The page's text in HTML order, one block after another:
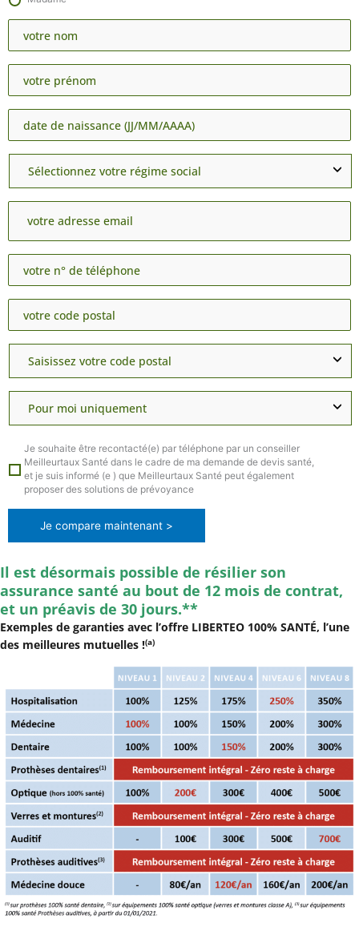
Il est désormais possible de résilier son
assurance santé au bout de 12 mois de contrat,
et un préavis de 30 jours.**
Exemples de garanties avec l’offre LIBERTEO 100% SANTÉ, l’une
des meilleures mutuelles !(a)
Je souhaite être recontacté(e) par téléphone par un conseiller
Meilleurtaux Santé dans le cadre de ma demande de devis santé,
et je suis informé (e ) que Meilleurtaux Santé peut également
proposer des solutions de prévoyance
Je compare maintenant >